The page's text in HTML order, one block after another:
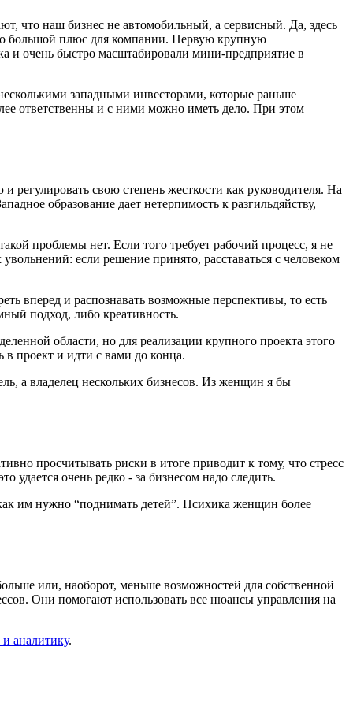
что наш бизнес не автомобильный, а сервисный. Да, здесь
большой плюс для компании. Первую крупную
и очень быстро масштабировали мини-предприятие в
западными инвесторами, которые раньше
ответственны и с ними можно иметь дело. При этом
свою степень жесткости как руководителя. На
образование дает нетерпимость к разгильдяйству,
проблемы нет. Если того требует рабочий процесс, я не
если решение принято, расставаться с человеком
вперед и распознавать возможные перспективы, то есть
подход, либо креативность.
области, но для реализации крупного проекта этого
в проект и идти с вами до конца.
а владелец нескольких бизнесов. Из женщин я бы
просчитывать риски в итоге приводит к тому, что стресс
удается очень редко - за бизнесом надо следить.
им нужно “поднимать детей”. Психика женщин более
или, наоборот, меньше возможностей для собственной
Они помогают использовать все нюансы управления на
аналитику.